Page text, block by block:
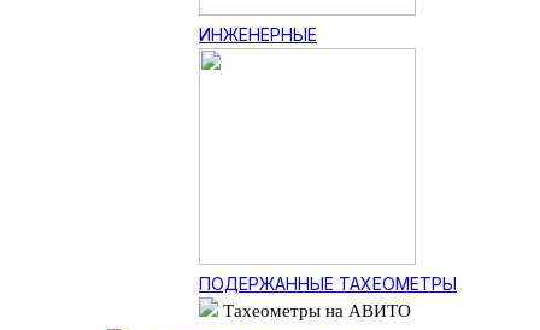
ИНЖЕНЕРНЫЕ
ПОДЕРЖАННЫЕ ТАХЕОМЕТРЫ
Тахеометры на АВИТО